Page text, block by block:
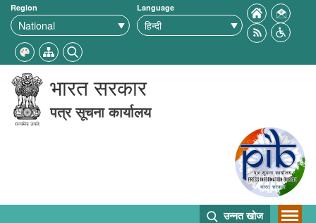
Region Language
भारत सरकार
पत्र सूचना कार्यालय
उन्नत खोज